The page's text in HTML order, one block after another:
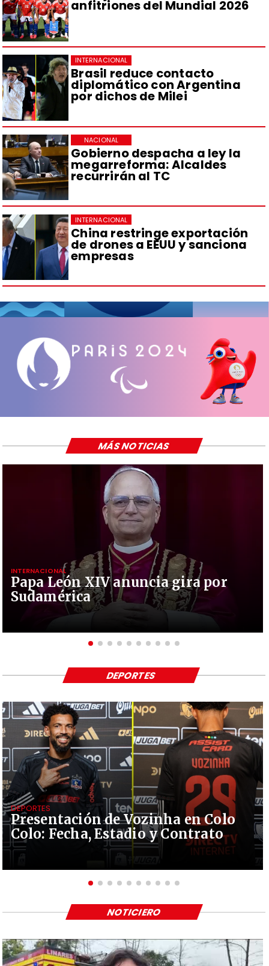
anfitriones del Mundial 2026
Brasil reduce contacto
diplomático con Argentina
por dichos de Milei
INTERNACIONAL
Gobierno despacha a ley la
megarreforma: Alcaldes
recurrirán al TC
NACIONAL
China restringe exportación
de drones a EEUU y sanciona
empresas
INTERNACIONAL
Papa León XIV anuncia gira por
Sudamérica
INTERNACIONAL
MÁS NOTICIAS
Presentación de Vozinha en Colo
Colo: Fecha, Estadio y Contrato
DEPORTES
DEPORTES
NOTICIERO